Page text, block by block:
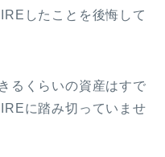
したことを後悔して
るくらいの資産はすで
に踏み切っていませ